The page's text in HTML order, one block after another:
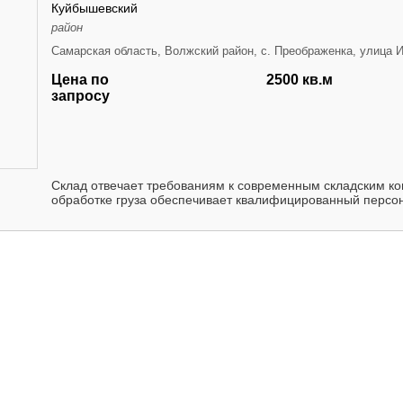
Куйбышевский
район
Самарская область, Волжский район, с. Преображенка, улица
Цена по
запросу
2500 кв.м
Склад отвечает требованиям к современным складским
обработке груза обеспечивает квалифицированный